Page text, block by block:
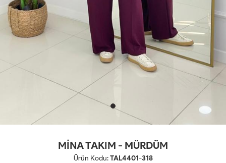
MİNA TAKIM - MÜRDÜM
Ürün Kodu:TAL4401-318